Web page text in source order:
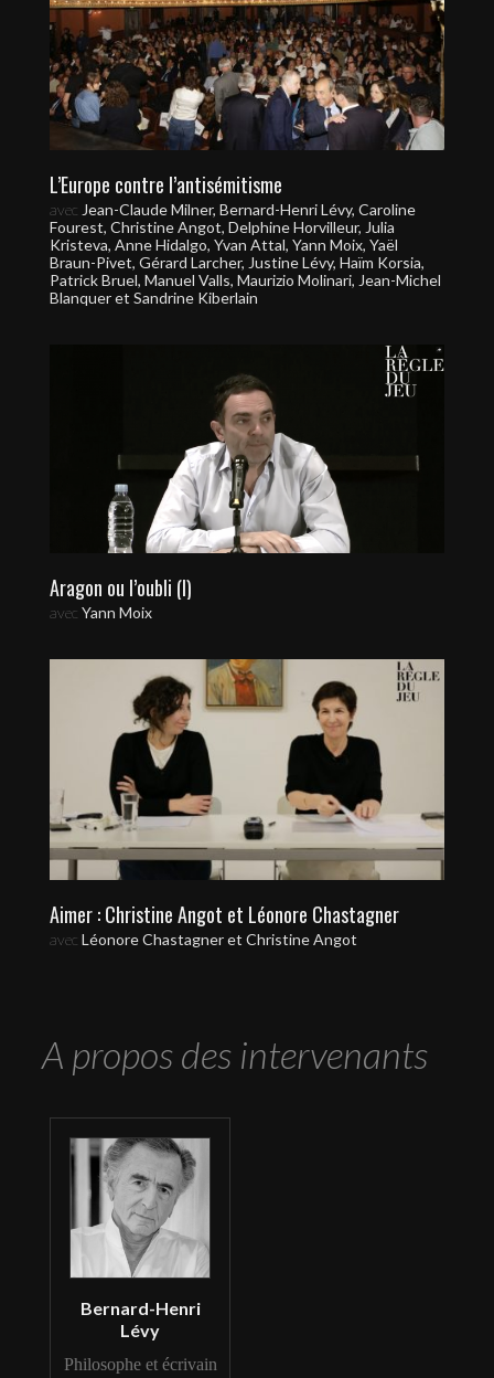
L’Europe contre l’antisémitisme
avec Jean-Claude Milner, Bernard-Henri Lévy, Caroline
Fourest, Christine Angot, Delphine Horvilleur, Julia
Kristeva, Anne Hidalgo, Yvan Attal, Yann Moix, Yaël
Braun-Pivet, Gérard Larcher, Justine Lévy, Haïm Korsia,
Patrick Bruel, Manuel Valls, Maurizio Molinari, Jean-Michel
Blanquer et Sandrine Kiberlain
Aragon ou l’oubli (I)
avec Yann Moix
Aimer : Christine Angot et Léonore Chastagner
avec Léonore Chastagner et Christine Angot
A propos des intervenants
Bernard-Henri
Lévy
Philosophe et écrivain